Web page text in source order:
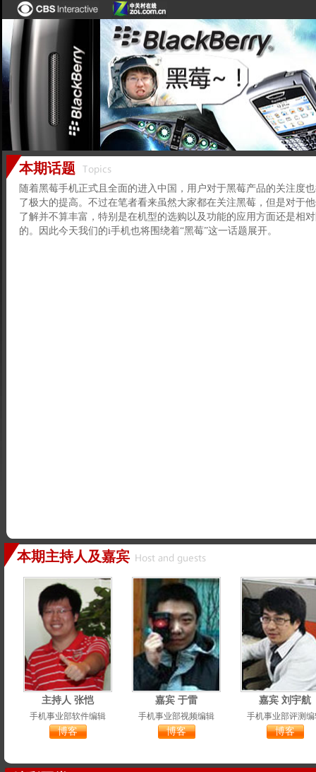
本期话题
随着黑莓手机正式且全面的进入中国，用户对于黑莓产品的关注度
了极大的提高。不过在笔者看来虽然大家都在关注黑莓，但是对于
了解并不算丰富，特别是在机型的选购以及功能的应用方面还是相
的。因此今天我们的i手机也将围绕着“黑莓”这一话题展开。
本期主持人及嘉宾
主持人 张恺
手机事业部软件编辑
博客
嘉宾 于雷
手机事业部视频编辑
博客
嘉宾 刘宇航
手机事业部评测
博客